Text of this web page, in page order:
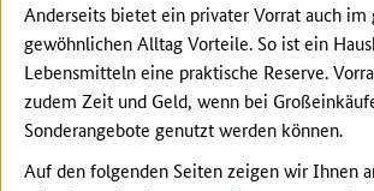
Anderseits bietet ein privater Vorrat auch im
gewöhnlichen Alltag Vorteile. So ist ein
Lebensmitteln eine praktische Reserve.
zudem Zeit und Geld, wenn bei
Sonderangebote genutzt werden können.
Auf den folgenden Seiten zeigen wir Ihnen